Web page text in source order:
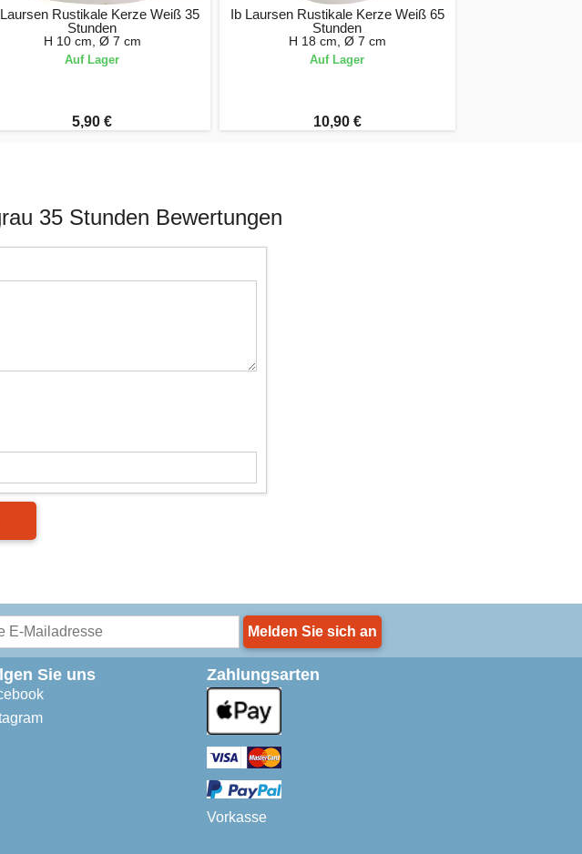
Rustikale Kerze Weiß 35
Stunden
H 10 cm, Ø 7 cm
Auf Lager
5,90 €
Ib Laursen Rustikale Kerze Weiß 65
Stunden
H 18 cm, Ø 7 cm
Auf Lager
10,90 €
35 Stunden Bewertungen
Melden Sie sich an
Sie uns Zahlungsarten
Vorkasse